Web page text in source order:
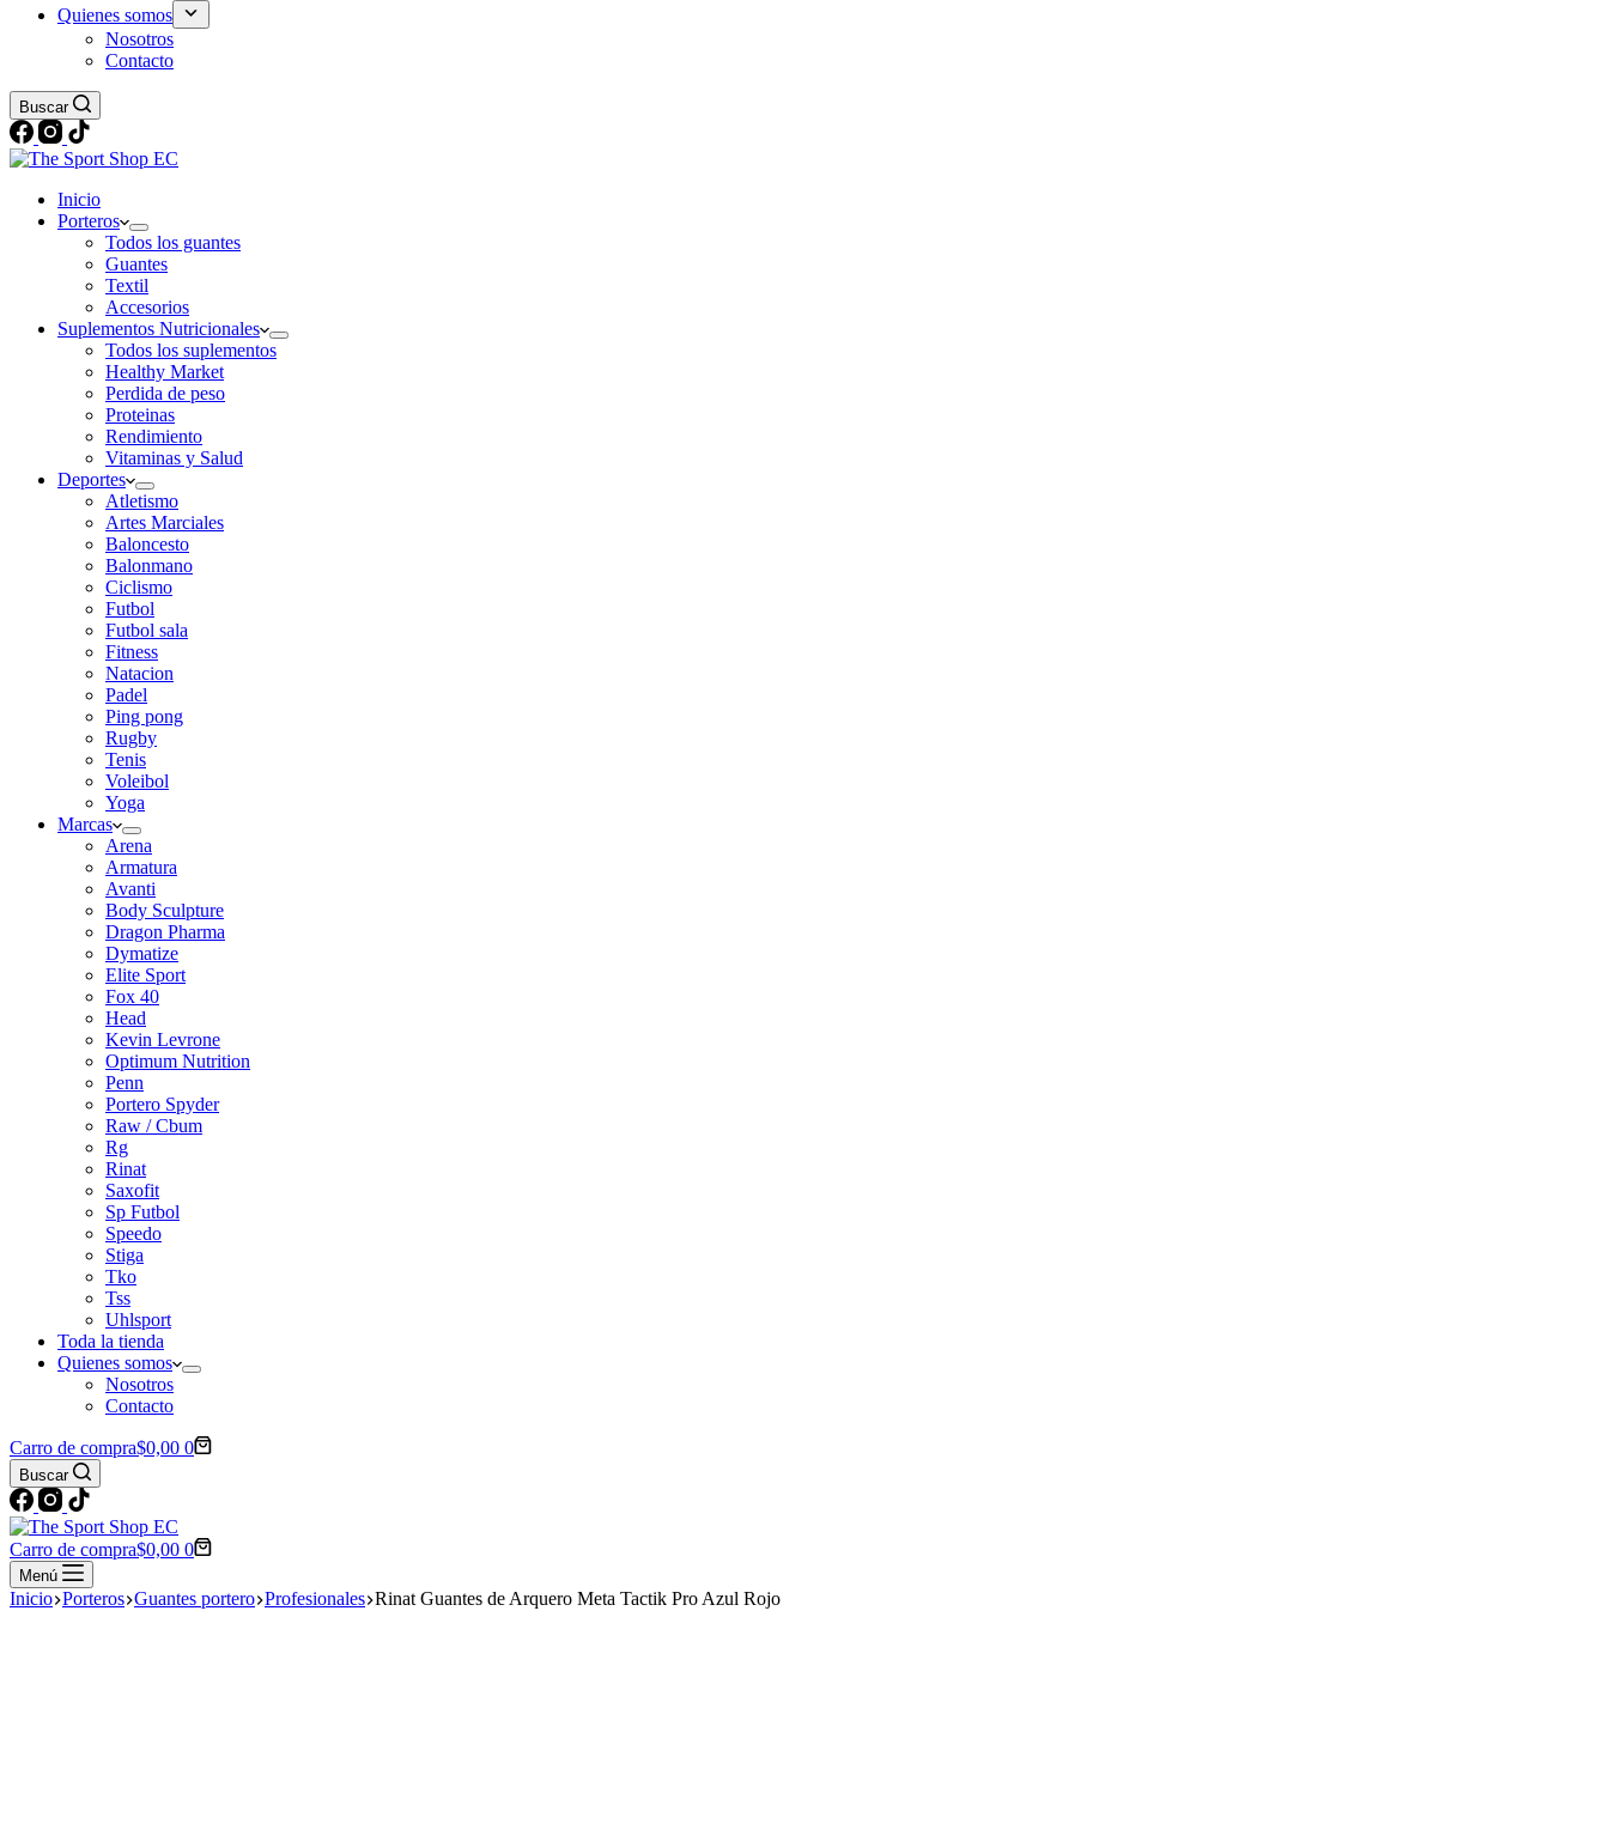
Quienes somos
Nosotros
Contacto
Buscar
Inicio
Porteros
Todos los guantes
Guantes
Textil
Accesorios
Suplementos Nutricionales
Todos los suplementos
Healthy Market
Perdida de peso
Proteinas
Rendimiento
Vitaminas y Salud
Deportes
Atletismo
Artes Marciales
Baloncesto
Balonmano
Ciclismo
Futbol
Futbol sala
Fitness
Natacion
Padel
Ping pong
Rugby
Tenis
Voleibol
Yoga
Marcas
Arena
Armatura
Avanti
Body Sculpture
Dragon Pharma
Dymatize
Elite Sport
Fox 40
Head
Kevin Levrone
Optimum Nutrition
Penn
Portero Spyder
Raw / Cbum
Rg
Rinat
Saxofit
Sp Futbol
Speedo
Stiga
Tko
Tss
Uhlsport
Toda la tienda
Quienes somos
Nosotros
Contacto
Carro de compra$0,00 0
Buscar
Carro de compra$0,00 0
Menú
Inicio Porteros Guantes portero Profesionales Rinat Guantes de Arquero Meta Tactik Pro Azul Rojo